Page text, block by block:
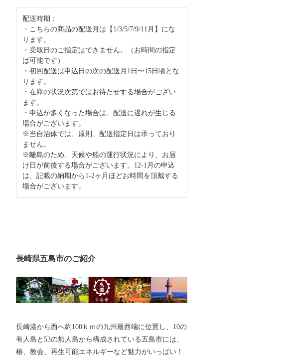
配送時期：
・こちらの商品の配送月は【1/3/5/7/9/11月】にな
ります。
・受取日のご指定はできません。（お時間の指定
は可能です）
・初回配送は申込日の次の配送月1日〜15日頃とな
ります。
・在庫の状況次第ではお待たせする場合がござい
ます。
・申込が多くなった場合は、配送に遅れが生じる
場合がございます。
※当自治体では、原則、配送指定日は承っており
ません。
※離島のため、天候や船の運行状況により、お届
け日が前後する場合がございます。12-1月の申込
は、記載の納期から1-2ヶ月ほどお時間を頂戴する
場合がございます。
長崎県五島市のご紹介
長崎港から西へ約100ｋｍの九州最西端に位置し、10の
有人島と53の無人島から構成されている五島市には、
椿、教会、再生可能エネルギーなど魅力がいっぱい！